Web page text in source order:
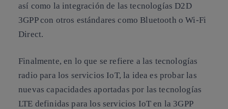
así como la integración de las tecnologías D2D
3GPP con otros estándares como Bluetooth o Wi-Fi
Direct.
Finalmente, en lo que se refiere a las tecnologías
radio para los servicios IoT, la idea es probar las
nuevas capacidades aportadas por las tecnologías
LTE definidas para los servicios IoT en la 3GPP